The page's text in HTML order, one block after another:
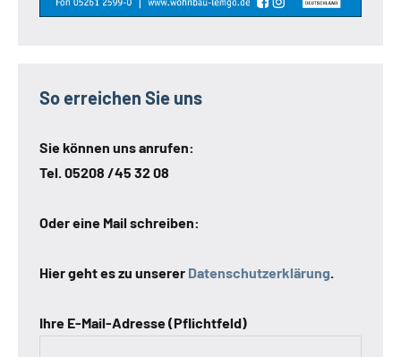
So erreichen Sie uns
Sie können uns anrufen:
Tel. 05208 /45 32 08
Oder eine Mail schreiben:
Hier geht es zu unserer Datenschutzerklärung.
Ihre E-Mail-Adresse (Pflichtfeld)